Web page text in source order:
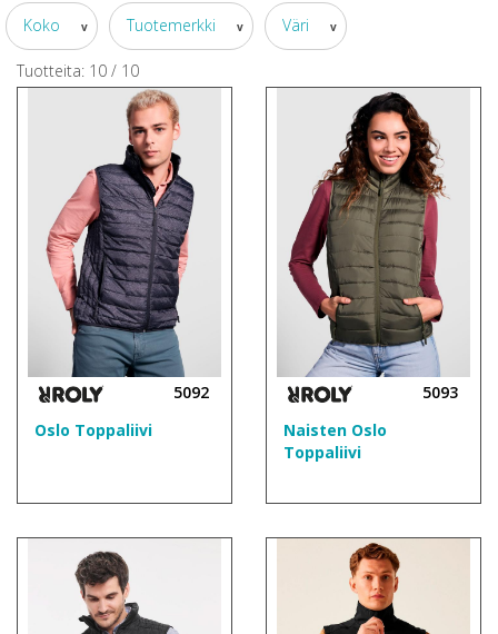
Koko v Tuotemerkki v Väri v
Tuotteita: 10 / 10
5092
Oslo Toppaliivi
5093
Naisten Oslo
Toppaliivi